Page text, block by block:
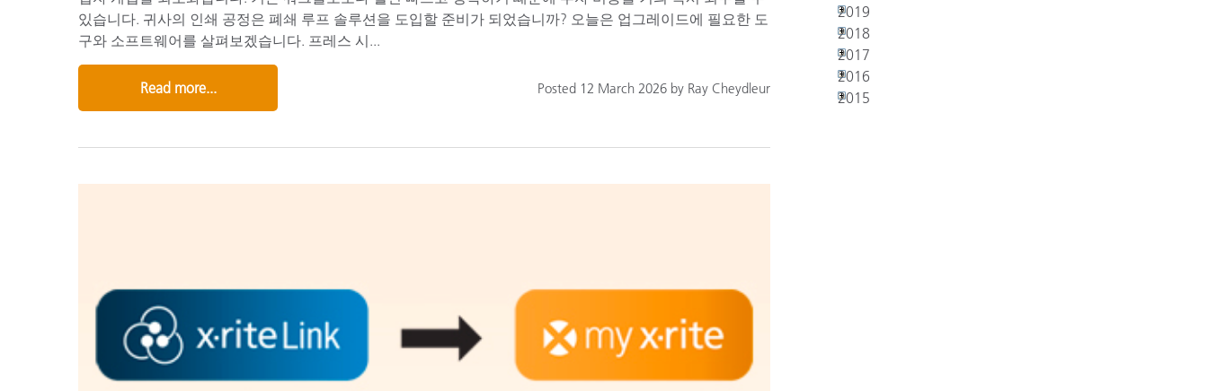
있습니다. 귀사의 인쇄 공정은 폐쇄 루프 솔루션을 도입할 준비가 되었습니까? 오늘은 업그레이드에 필요한 도
구와 소프트웨어를 살펴보겠습니다. 프레스 시...
Read more... Posted 12 March 2026 by Ray Cheydleur
2019
2018
2017
2016
2015